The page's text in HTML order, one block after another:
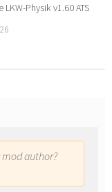
LKW-Physik v1.60 ATS
author?